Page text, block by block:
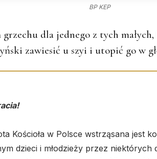
BP KEP
grzechu dla jednego z tych
zawiesić u szyi i utopić go w
Kościoła w Polsce wstrząsana jest
dzieci i młodzieży przez niektórych